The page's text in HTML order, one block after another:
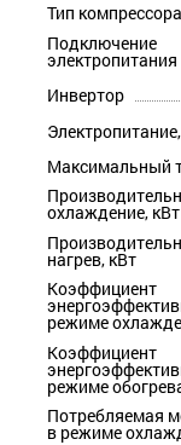
Тип компрессора
Подключение
электропитания
Инвертор
Максимальный
охлаждение, кВт
нагрев, кВт
Коэффициент
режиме
Коэффициент
режиме
Потребляемая
в режиме